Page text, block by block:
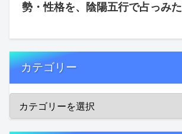
勢・性格を、陰陽五行で占っみた
カテゴリー